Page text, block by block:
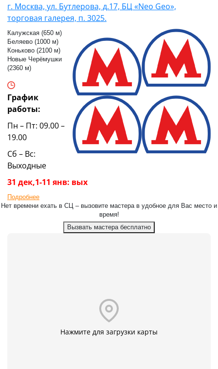
г. Москва, ул. Бутлерова, д.17, БЦ «Neo Geo»,
торговая галерея, п. 3025.
Калужская (650 м)
Беляево (1000 м)
Коньково (2100 м)
Новые Черёмушки
(2360 м)
График
работы:
Пн – Пт: 09.00 –
19.00
Сб – Вс:
Выходные
31 дек,1-11 янв: вых
Подробнее
Нет времени ехать в СЦ – вызовите мастера в удобное для Вас место и
время!
Вызвать мастера бесплатно
Нажмите для загрузки карты